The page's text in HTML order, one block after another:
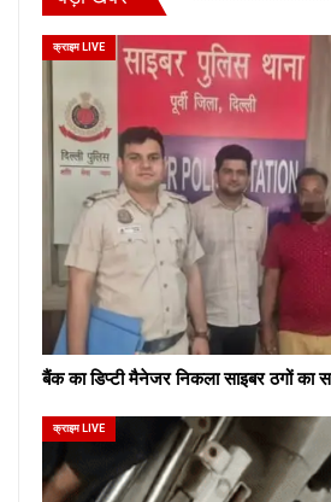
क्राइम LIVE
बैंक का डिप्टी मैनेजर निकला साइबर ठगों का
क्राइम LIVE